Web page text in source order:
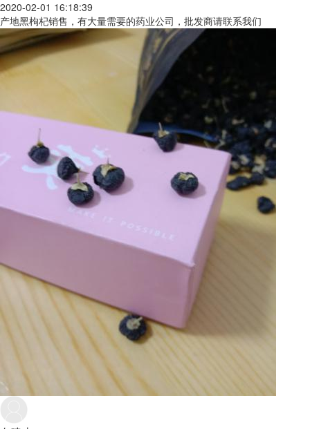
2020-02-01 16:18:39
产地黑枸杞销售，有大量需要的药业公司，批发商请联系我们